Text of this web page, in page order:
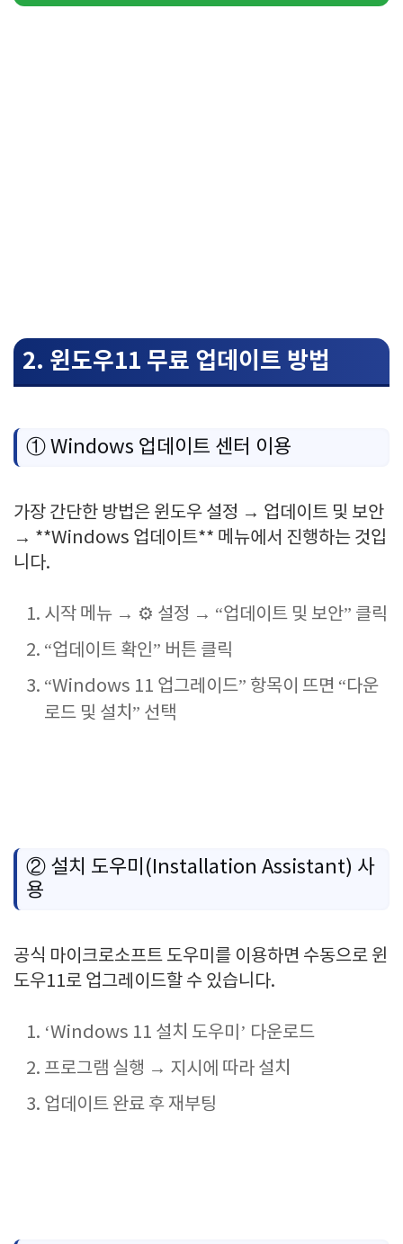
2. 윈도우11 무료 업데이트 방법
① Windows 업데이트 센터 이용
가장 간단한 방법은 윈도우 설정 → 업데이트 및 보안
→ **Windows 업데이트** 메뉴에서 진행하는 것입
니다.
시작 메뉴 → ⚙️ 설정 → “업데이트 및 보안” 클릭
“업데이트 확인” 버튼 클릭
“Windows 11 업그레이드” 항목이 뜨면 “다운
로드 및 설치” 선택
② 설치 도우미(Installation Assistant) 사
용
공식 마이크로소프트 도우미를 이용하면 수동으로 윈
도우11로 업그레이드할 수 있습니다.
‘Windows 11 설치 도우미’ 다운로드
프로그램 실행 → 지시에 따라 설치
업데이트 완료 후 재부팅